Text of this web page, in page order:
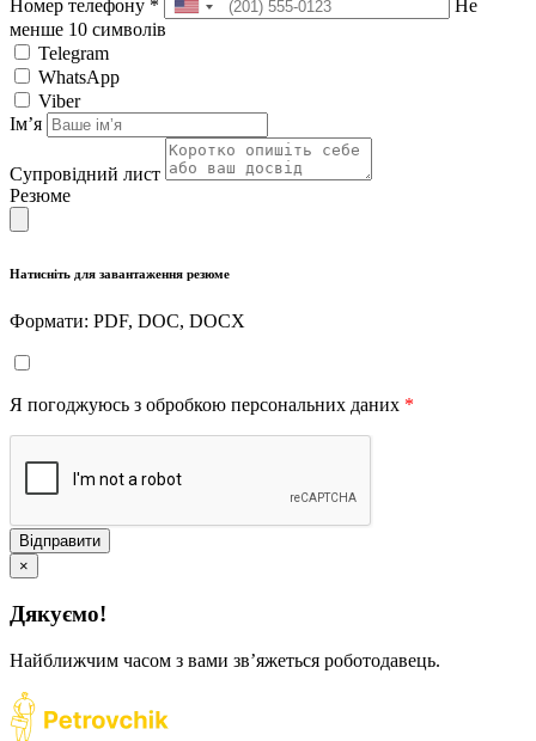
Номер телефону *
Не
менше 10 символів
Telegram
WhatsApp
Viber
Імʼя
Супровідний лист
Резюме
Натисніть для завантаження резюме
Формати: PDF, DOC, DOCX
Я погоджуюсь з обробкою персональних даних *
Відправити
×
Дякуємо!
Найближчим часом з вами звʼяжеться роботодавець.